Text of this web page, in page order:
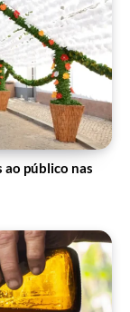
ao público nas